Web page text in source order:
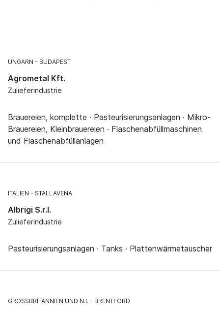
UNGARN BUDAPEST
Agrometal Kft.
Zulieferindustrie
Brauereien, komplette · Pasteurisierungsanlagen · Mikro-
Brauereien, Kleinbrauereien · Flaschenabfüllmaschinen
und Flaschenabfüllanlagen
ITALIEN STALLAVENA
Albrigi S.r.l.
Zulieferindustrie
Pasteurisierungsanlagen · Tanks · Plattenwärmetauscher
GROSSBRITANNIEN UND N.I. BRENTFORD